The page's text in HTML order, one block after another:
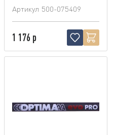
Артикул 500-075409
1 176 р